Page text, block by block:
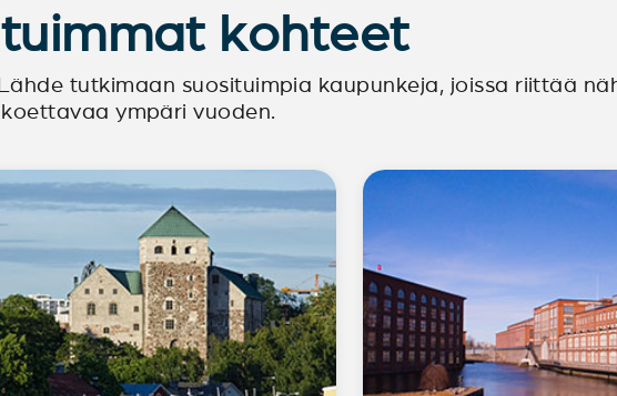
kohteet
tutkimaan suosituimpia kaupunkeja, joissa riittää
koettavaa ympäri vuoden.